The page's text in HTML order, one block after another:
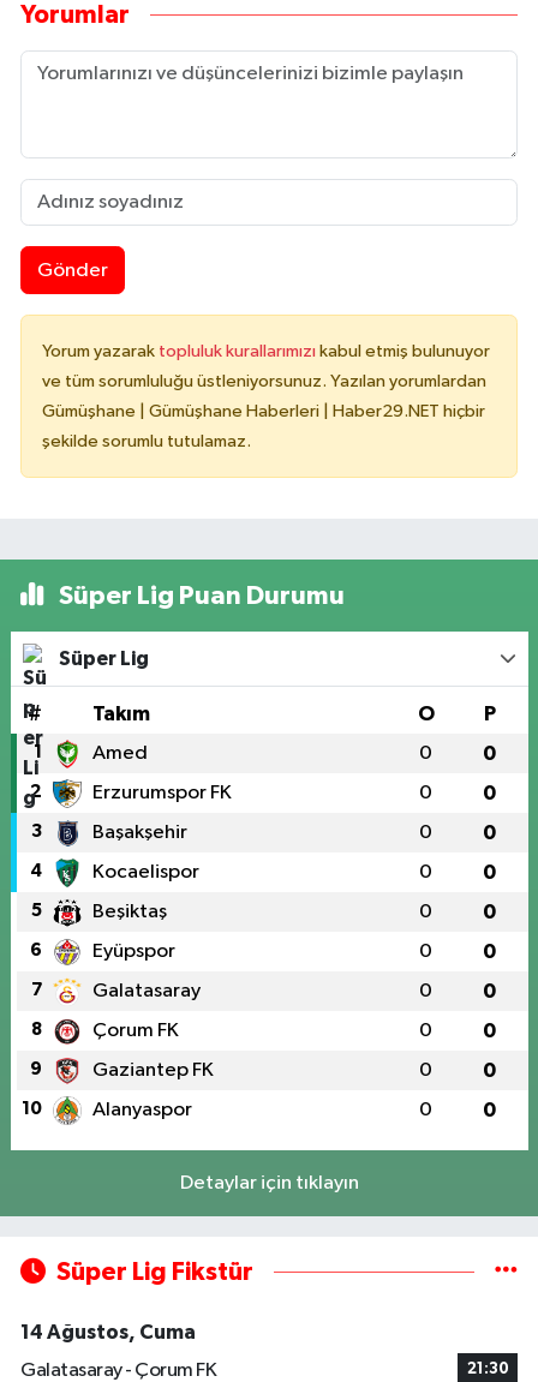
Yorumlar
Gönder
Yorum yazarak topluluk kurallarımızı kabul etmiş bulunuyor
ve tüm sorumluluğu üstleniyorsunuz. Yazılan yorumlardan
Gümüşhane | Gümüşhane Haberleri | Haber29.NET hiçbir
şekilde sorumlu tutulamaz.
Süper Lig Puan Durumu
Süper Lig
# Takım O P
1 Amed 0 0
2 Erzurumspor FK 0 0
3 Başakşehir 0 0
4 Kocaelispor 0 0
5 Beşiktaş 0 0
6 Eyüpspor 0 0
7 Galatasaray 0 0
8 Çorum FK 0 0
9 Gaziantep FK 0 0
10 Alanyaspor 0 0
Detaylar için tıklayın
Süper Lig Fikstür
14 Ağustos, Cuma
Galatasaray - Çorum FK
21:30